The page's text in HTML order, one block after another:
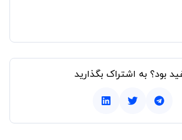
بود؟ به اشتراک بگذارید